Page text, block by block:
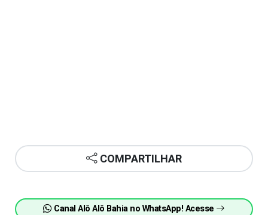
COMPARTILHAR
Canal Alô Alô Bahia no WhatsApp! Acesse